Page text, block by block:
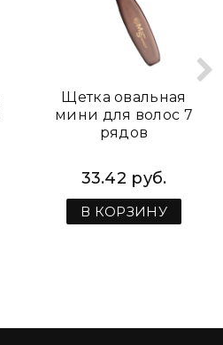
Щетка овальная
мини для волос 7
рядов
33.42 руб.
В КОРЗИНУ